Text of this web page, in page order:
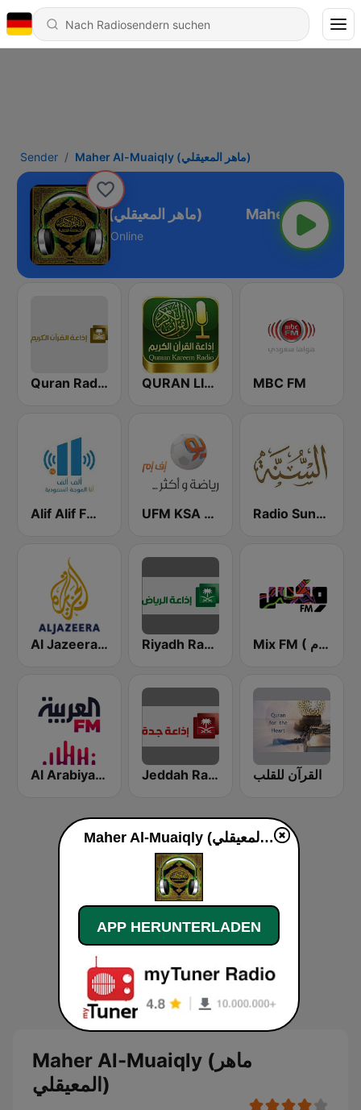
Sender Maher Al-Muaiqly (ماهر المعيقلي)
Maher Al-Muaiqly (ماهر المعيقلي)
Online
Quran Radio اذاعة القرآن الكريم - الرياض QURAN LIVE RADIO MBC FM
Alif Alif FM (ألف ألف إف إم) UFM KSA (يو إف إم) Radio Sunna إذاعة السنة
Al Jazeera Arabic (قناة الجزيرة) Riyadh Radio اذاعة الرياض Mix FM ( مكس إف إم )
Al Arabiya (العربية FM) Jeddah Radio اذاعة جدة القرآن للقلب
Maher Al-Muaiqly (ماهر
المعيقلي)
Maher Al-Muaiqly (ماهر المعيقلي) live
APP HERUNTERLADEN